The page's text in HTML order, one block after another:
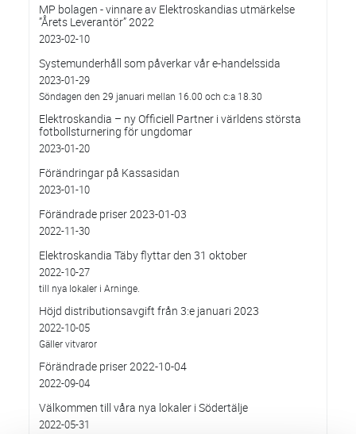
MP bolagen - vinnare av Elektroskandias utmärkelse
”Årets Leverantör” 2022
2023-02-10
Systemunderhåll som påverkar vår e-handelssida
2023-01-29
Söndagen den 29 januari mellan 16.00 och c:a 18.30
Elektroskandia – ny Officiell Partner i världens största
fotbollsturnering för ungdomar
2023-01-20
Förändringar på Kassasidan
2023-01-10
Förändrade priser 2023-01-03
2022-11-30
Elektroskandia Täby flyttar den 31 oktober
2022-10-27
till nya lokaler i Arninge.
Höjd distributionsavgift från 3:e januari 2023
2022-10-05
Gäller vitvaror
Förändrade priser 2022-10-04
2022-09-04
Välkommen till våra nya lokaler i Södertälje
2022-05-31